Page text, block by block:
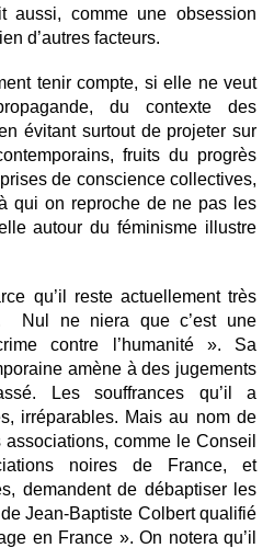
aussi, comme une obsession
d’autres facteurs.
tenir compte, si elle ne veut
du contexte des
évitant surtout de projeter sur
fruits du progrès
de conscience collectives,
qui on reproche de ne pas les
autour du féminisme illustre
qu’il reste actuellement très
Nul ne niera que c’est une
contre l’humanité ». Sa
amène à des jugements
Les souffrances qu’il a
irréparables. Mais au nom de
comme le Conseil
noires de France, et
demandent de débaptiser les
Jean-Baptiste Colbert qualifié
en France ». On notera qu’il